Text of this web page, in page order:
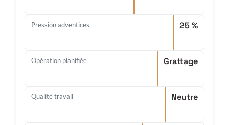
Pression adventices 25 %
Opération planifiée Grattage
Qualité travail Neutre